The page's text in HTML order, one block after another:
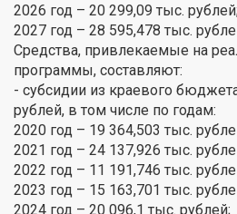
2026 год – 20 299,09 тыс.
2027 год – 28 595,478 тыс.
Средства, привлекаемые на
программы, составляют:
- субсидии из краевого
рублей, в том числе по годам:
2020 год – 19 364,503 тыс.
2021 год – 24 137,926 тыс.
2022 год – 11 191,746 тыс.
2023 год – 15 163,701 тыс.
2024 год – 20 096,1 тыс. рублей;